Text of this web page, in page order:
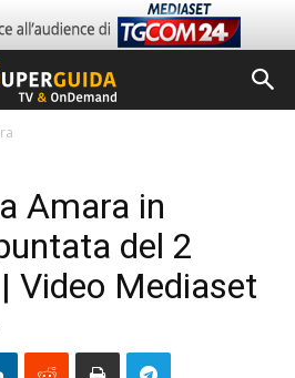
Amara in
del 2
Video Mediaset